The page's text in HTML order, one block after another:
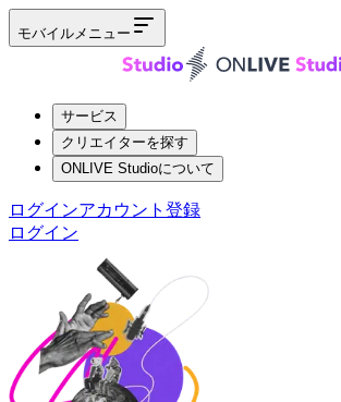
モバイルメニュー
サービス
クリエイターを探す
ONLIVE Studioについて
ログインアカウント登録
ログイン